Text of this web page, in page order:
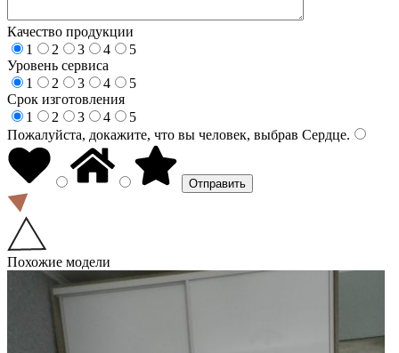
Качество продукции
1
2 3 4
5
Уровень сервиса
1
2 3 4
5
Срок изготовления
1
2 3 4
5
Пожалуйста, докажите, что вы человек, выбрав Сердце.
Похожие модели